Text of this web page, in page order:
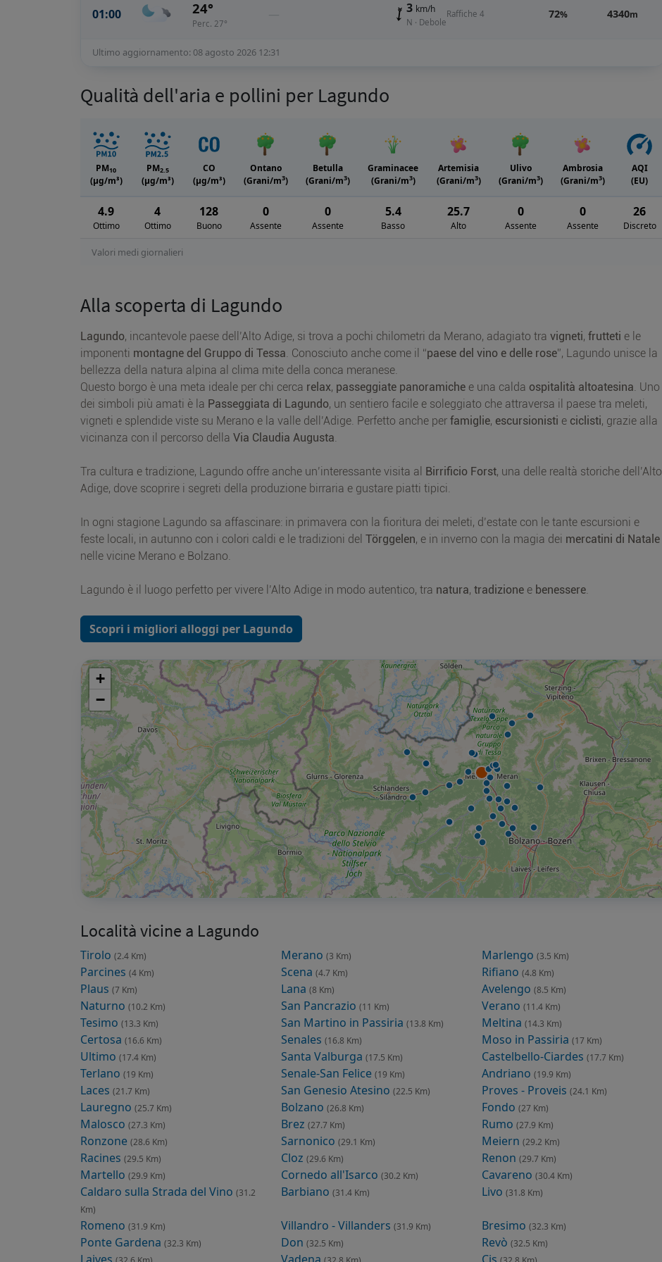
01:00 24°
Perc. 27°
— 3 km/h
N · Debole
Raffiche 4 72% 4340m
Ultimo aggiornamento: 08 agosto 2026 12:31
Qualità dell'aria e pollini per Lagundo
Valori medi giornalieri
PM10
(μg/m³)
PM2.5
(μg/m³)
CO
(μg/m³)
Ontano
(Grani/m3)
Betulla
(Grani/m3)
Graminacee
(Grani/m3)
Artemisia
(Grani/m3)
Ulivo
(Grani/m3)
Ambrosia
(Grani/m3)
AQI
(EU)
4.9
Ottimo
4
Ottimo
128
Buono
0
Assente
0
Assente
5.4
Basso
25.7
Alto
0
Assente
0
Assente
26
Discreto
Alla scoperta di Lagundo
Lagundo, incantevole paese dell’Alto Adige, si trova a pochi chilometri da Merano, adagiato tra vigneti, frutteti e le
imponenti montagne del Gruppo di Tessa. Conosciuto anche come il “paese del vino e delle rose”, Lagundo unisce la
bellezza della natura alpina al clima mite della conca meranese.
Questo borgo è una meta ideale per chi cerca relax, passeggiate panoramiche e una calda ospitalità altoatesina. Uno
dei simboli più amati è la Passeggiata di Lagundo, un sentiero facile e soleggiato che attraversa il paese tra meleti,
vigneti e splendide viste su Merano e la valle dell’Adige. Perfetto anche per famiglie, escursionisti e ciclisti, grazie alla
vicinanza con il percorso della Via Claudia Augusta.
Tra cultura e tradizione, Lagundo offre anche un’interessante visita al Birrificio Forst, una delle realtà storiche dell’Alto
Adige, dove scoprire i segreti della produzione birraria e gustare piatti tipici.
In ogni stagione Lagundo sa affascinare: in primavera con la fioritura dei meleti, d’estate con le tante escursioni e
feste locali, in autunno con i colori caldi e le tradizioni del Törggelen, e in inverno con la magia dei mercatini di Natale
nelle vicine Merano e Bolzano.
Lagundo è il luogo perfetto per vivere l’Alto Adige in modo autentico, tra natura, tradizione e benessere.
Scopri i migliori alloggi per Lagundo
+
−
Località vicine a Lagundo
Tirolo (2.4 Km) Merano (3 Km) Marlengo (3.5 Km)
Parcines (4 Km) Scena (4.7 Km) Rifiano (4.8 Km)
Plaus (7 Km) Lana (8 Km) Avelengo (8.5 Km)
Naturno (10.2 Km) San Pancrazio (11 Km) Verano (11.4 Km)
Tesimo (13.3 Km) San Martino in Passiria (13.8 Km) Meltina (14.3 Km)
Certosa (16.6 Km) Senales (16.8 Km) Moso in Passiria (17 Km)
Ultimo (17.4 Km) Santa Valburga (17.5 Km) Castelbello-Ciardes (17.7 Km)
Terlano (19 Km) Senale-San Felice (19 Km) Andriano (19.9 Km)
Laces (21.7 Km) San Genesio Atesino (22.5 Km) Proves - Proveis (24.1 Km)
Lauregno (25.7 Km) Bolzano (26.8 Km) Fondo (27 Km)
Malosco (27.3 Km) Brez (27.7 Km) Rumo (27.9 Km)
Ronzone (28.6 Km) Sarnonico (29.1 Km) Meiern (29.2 Km)
Racines (29.5 Km) Cloz (29.6 Km) Renon (29.7 Km)
Martello (29.9 Km) Cornedo all'Isarco (30.2 Km) Cavareno (30.4 Km)
Caldaro sulla Strada del Vino (31.2
Km)
Barbiano (31.4 Km) Livo (31.8 Km)
Romeno (31.9 Km) Villandro - Villanders (31.9 Km) Bresimo (32.3 Km)
Ponte Gardena (32.3 Km) Don (32.5 Km) Revò (32.5 Km)